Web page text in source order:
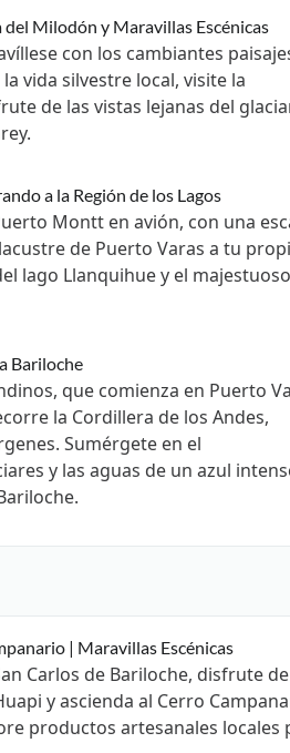
del Milodón y Maravillas Escénicas
con los cambiantes
vida silvestre local, visite la
de las vistas lejanas del
a la Región de los Lagos
Montt en avión, con una
de Puerto Varas a tu
lago Llanquihue y el majestuoso
Bariloche
que comienza en Puerto
la Cordillera de los Andes,
Sumérgete en el
y las aguas de un azul
| Maravillas Escénicas
Carlos de Bariloche, disfrute
y ascienda al Cerro
productos artesanales locales